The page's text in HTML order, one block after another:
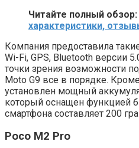
Читайте полный обзор:
характеристики,
Компания предоставила
Wi-Fi, GPS, Bluetooth версии
точки зрения возможности
Moto G9 все в порядке.
установлен мощный
который оснащен функцией
смартфона составляет 200
Poco M2 Pro